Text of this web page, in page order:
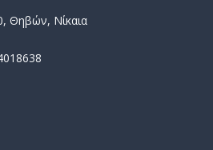
Θηβών, Νίκαια